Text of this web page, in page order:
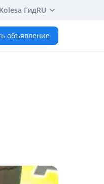
Kolesa ГидRU
объявление